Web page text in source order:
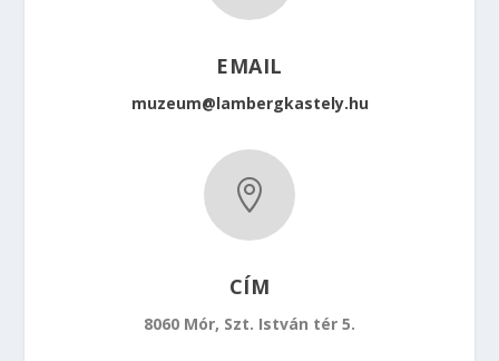
EMAIL
muzeum@lambergkastely.hu

CÍM
8060 Mór, Szt. István tér 5.